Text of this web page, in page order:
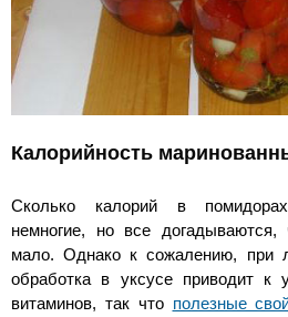
Калорийность
Сколько калорий в
немногие, но все
мало. Однако к сожалению, при
обработка в уксусе приводит к
витаминов, так что полезные